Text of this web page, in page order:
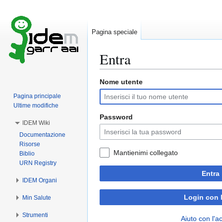
Entra
Vai
alla
navigazione
Vai
alla
ricerca
Nome utente
Password
Mantienimi collegato
Entra
Login con
Aiuto con
Pagina speciale
Pagina principale
Ultime modifiche
IDEM Wiki
Documentazione
Risorse
Biblio
URN Registry
IDEM Organi
Min Salute
Strumenti